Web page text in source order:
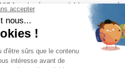
km
de réseau cyclable seront
itinéraires continus seront créés
le projet du schéma cyclable